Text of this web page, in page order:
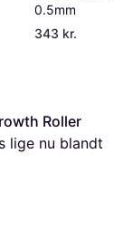
0.5mm
343 kr.
Roller